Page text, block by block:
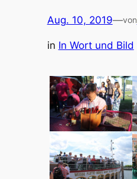
Aug. 10, 2019—von
in In Wort und Bild